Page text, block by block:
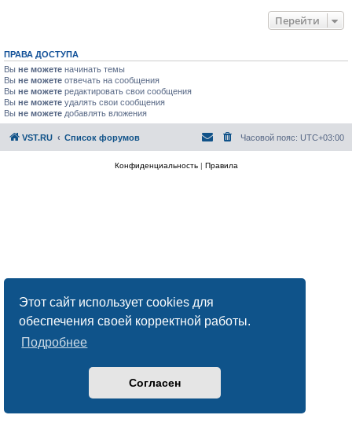
Этот сайт использует cookies для
обеспечения своей корректной работы.
Подробнее
Согласен
Перейти
ПРАВА ДОСТУПА
Вы не можете начинать темы
Вы не можете отвечать на сообщения
Вы не можете редактировать свои сообщения
Вы не можете удалять свои сообщения
Вы не можете добавлять вложения
VST.RU Список форумов Часовой пояс: UTC+03:00
Конфиденциальность| Правила